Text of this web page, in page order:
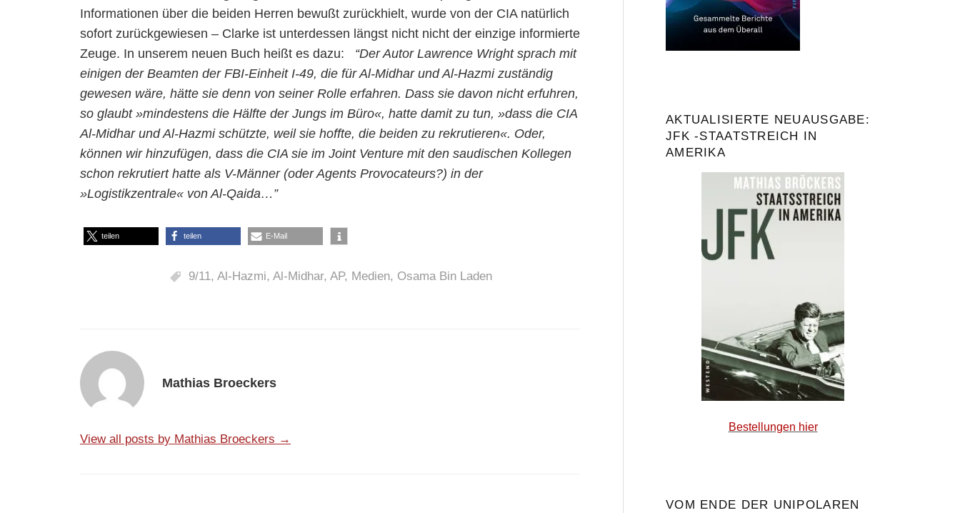
Informationen über die beiden Herren bewußt zurückhielt, wurde von der CIA natürlich
sofort zurückgewiesen – Clarke ist unterdessen längst nicht nicht der einzige informierte
Zeuge. In unserem neuen Buch heißt es dazu: “Der Autor Lawrence Wright sprach mit
einigen der Beamten der FBI-Einheit I-49, die für Al-Midhar und Al-Hazmi zuständig
gewesen wäre, hätte sie denn von seiner Rolle erfahren. Dass sie davon nicht erfuhren,
so glaubt »mindestens die Hälfte der Jungs im Büro«, hatte damit zu tun, »dass die CIA
Al-Midhar und Al-Hazmi schützte, weil sie hoffte, die beiden zu rekrutieren«. Oder,
können wir hinzufügen, dass die CIA sie im Joint Venture mit den saudischen Kollegen
schon rekrutiert hatte als V-Männer (oder Agents Provocateurs?) in der
»Logistikzentrale« von Al-Qaida…”
teilen teilen E-Mail
9/11, Al-Hazmi, Al-Midhar, AP, Medien, Osama Bin Laden
Mathias Broeckers
View all posts by Mathias Broeckers →
AKTUALISIERTE NEUAUSGABE:
JFK -STAATSTREICH IN
AMERIKA
Bestellungen hier
VOM ENDE DER UNIPOLAREN